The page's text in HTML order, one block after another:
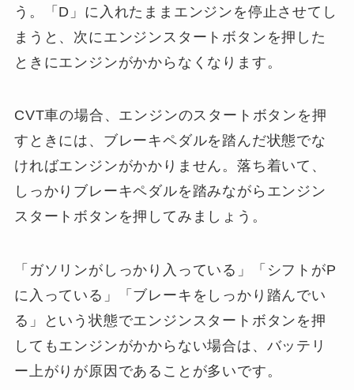
う。「D」に入れたままエンジンを停止させてし
まうと、次にエンジンスタートボタンを押した
ときにエンジンがかからなくなります。
CVT車の場合、エンジンのスタートボタンを押
すときには、ブレーキペダルを踏んだ状態でな
ければエンジンがかかりません。落ち着いて、
しっかりブレーキペダルを踏みながらエンジン
スタートボタンを押してみましょう。
「ガソリンがしっかり入っている」「シフトがP
に入っている」「ブレーキをしっかり踏んでい
る」という状態でエンジンスタートボタンを押
してもエンジンがかからない場合は、バッテリ
ー上がりが原因であることが多いです。